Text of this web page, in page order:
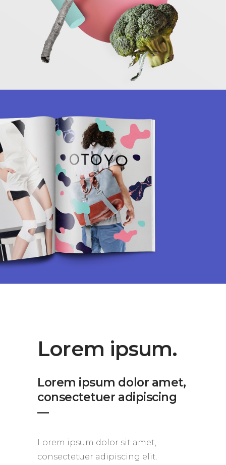
Lorem ipsum.
Lorem ipsum dolor amet,
consectetuer adipiscing
―
Lorem ipsum dolor sit amet,
consectetuer adipiscing elit.